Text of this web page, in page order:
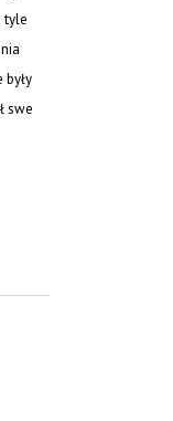
tyle
swe